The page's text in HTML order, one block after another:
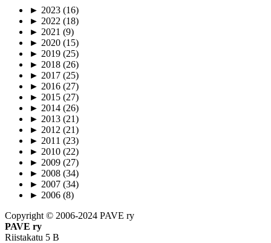
► 2023 (16)
► 2022 (18)
► 2021 (9)
► 2020 (15)
► 2019 (25)
► 2018 (26)
► 2017 (25)
► 2016 (27)
► 2015 (27)
► 2014 (26)
► 2013 (21)
► 2012 (21)
► 2011 (23)
► 2010 (22)
► 2009 (27)
► 2008 (34)
► 2007 (34)
► 2006 (8)
Copyright © 2006-2024 PAVE ry
PAVE ry
Riistakatu 5 B